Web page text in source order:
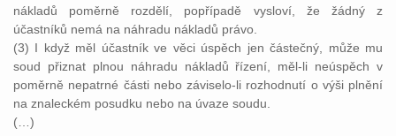
nákladů poměrně rozdělí, popřípadě vysloví, že žádný z
účastníků nemá na náhradu nákladů právo.
(3) I když měl účastník ve věci úspěch jen částečný, může mu
soud přiznat plnou náhradu nákladů řízení, měl-li neúspěch v
poměrně nepatrné části nebo záviselo-li rozhodnutí o výši plnění
na znaleckém posudku nebo na úvaze soudu.
(…)